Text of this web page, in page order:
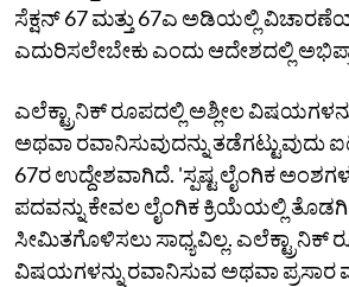
ಸೆಕ್ಷನ್ 67 ಮತ್ತು 67ಎ ಅಡಿಯಲ್ಲಿ
ಎದುರಿಸಲೇಬೇಕು ಎಂದು ಆದೇಶದಲ್ಲಿ
ಎಲೆಕ್ಟ್ರಾನಿಕ್ ರೂಪದಲ್ಲಿ ಅಶ್ಲೀಲ
ಅಥವಾ ರವಾನಿಸುವುದನ್ನು
67ರ ಉದ್ದೇಶವಾಗಿದೆ. 'ಸ್ಪಷ್ಟ ಲೈಂಗಿಕ
ಪದವನ್ನು ಕೇವಲ ಲೈಂಗಿಕ ಕ್ರಿಯೆಯಲ್ಲಿ
ಸೀಮಿತಗೊಳಿಸಲು ಸಾಧ್ಯವಿಲ್ಲ. ಎಲೆಕ್ಟ್ರಾನಿಕ್
ವಿಷಯಗಳನ್ನು ರವಾನಿಸುವ ಅಥವಾ